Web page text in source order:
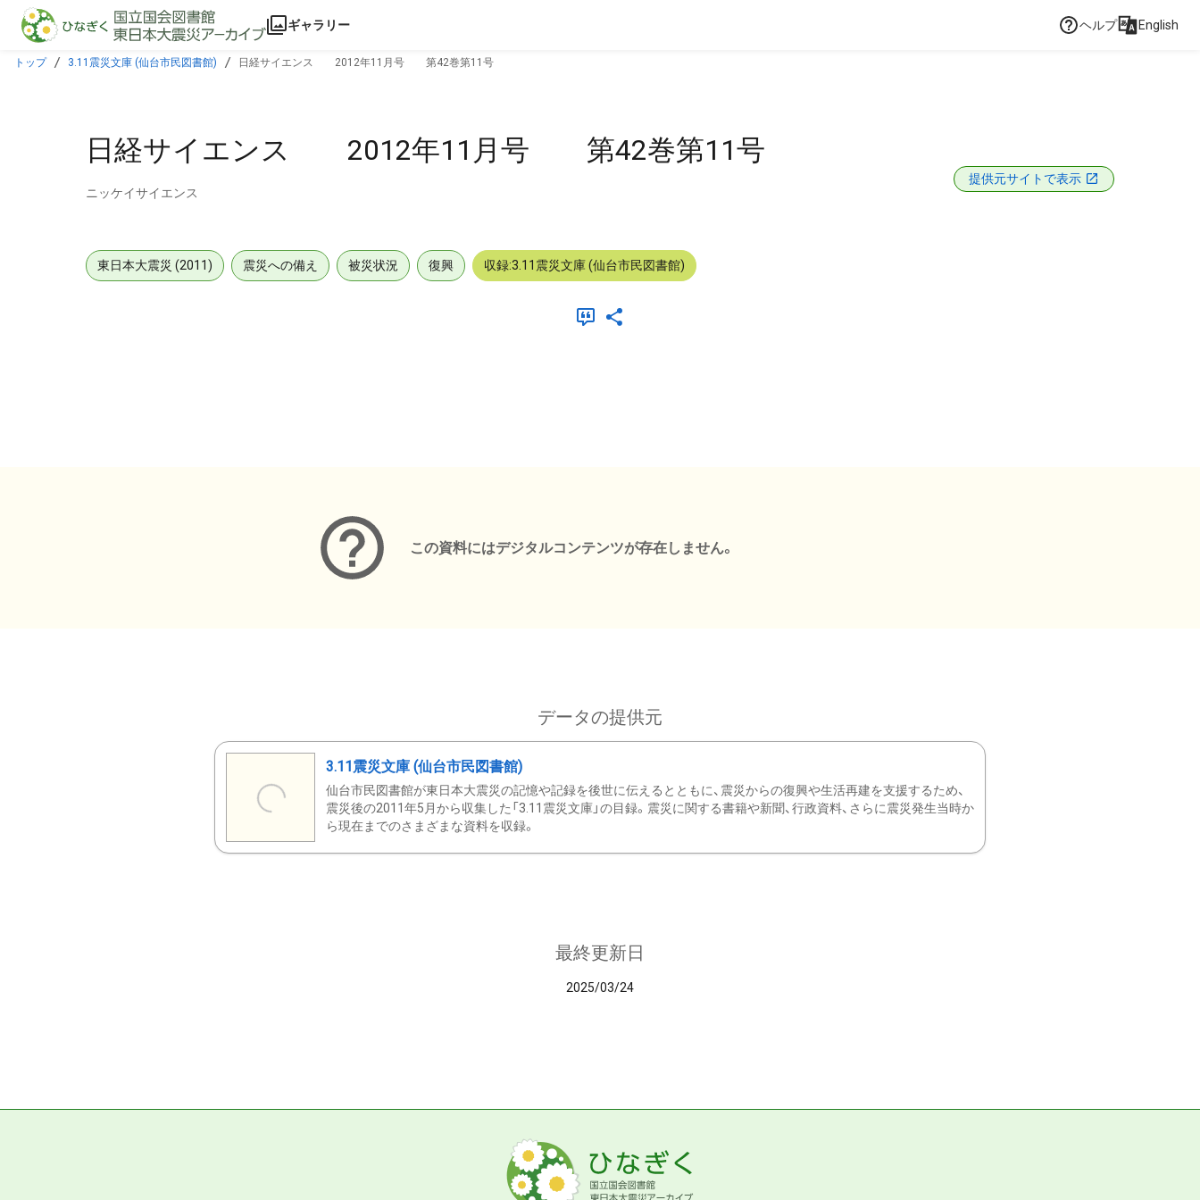
本文に飛ぶ
ギャラリー ヘルプ English
トップ 3.11震災文庫 (仙台市民図書館) 日経サイエンス 2012年11月号 第42巻第11号
日経サイエンス 2012年11月号 第42巻第11号
ニッケイサイエンス
提供元サイトで表示
東日本大震災 (2011) 震災への備え 被災状況 復興 収録:3.11震災文庫 (仙台市民図書館)
この資料にはデジタルコンテンツが存在しません。
データの提供元
3.11震災文庫 (仙台市民図書館)
仙台市民図書館が東日本大震災の記憶や記録を後世に伝えるとともに、震災からの復興や生活再建を支援するため、
震災後の2011年5月から収集した「3.11震災文庫」の目録。震災に関する書籍や新聞、行政資料、さらに震災発生当時か
ら現在までのさまざまな資料を収録。
最終更新日
2025/03/24